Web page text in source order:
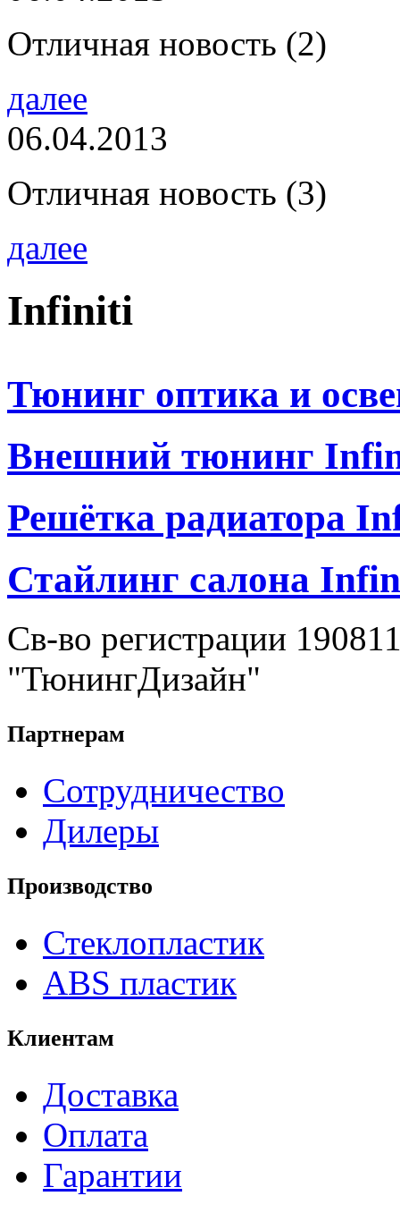
Отличная новость (2)
далее
06.04.2013
Отличная новость (3)
далее
Infiniti
Тюнинг оптика и
Внешний тюнинг
Решётка радиатора
Стайлинг салона
Св-во регистрации
"ТюнингДизайн"
Партнерам
Сотрудничество
Дилеры
Производство
Стеклопластик
ABS пластик
Клиентам
Доставка
Оплата
Гарантии